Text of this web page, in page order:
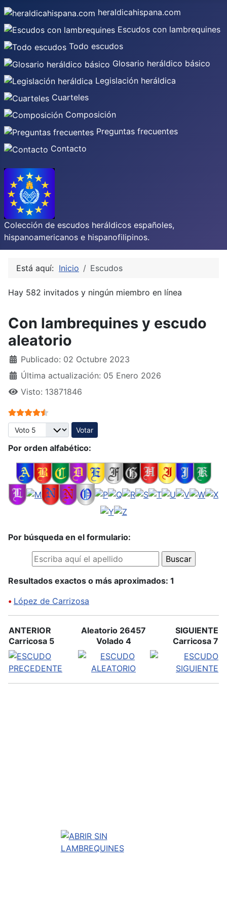
heraldicahispana.com
Escudos con lambrequines
Todo escudos
Glosario heráldico básico
Legislación heráldica
Cuarteles
Composición
Preguntas frecuentes
Contacto
Colección de escudos heráldicos españoles,
hispanoamericanos e hispanofilipinos.
Está aquí: Inicio Escudos
Hay 582 invitados y ningún miembro en línea
Con lambrequines y escudo
aleatorio
Publicado: 02 Octubre 2023
Última actualización: 05 Enero 2026
Visto: 13871846
Ratio:4.5/
Por favor, vote
Por orden alfabético:
Por búsqueda en el formulario:
Resultados exactos o más aproximados: 1
• López de Carrizosa
ANTERIOR
Carricosa 5
Aleatorio 26457
Volado 4
SIGUIENTE
Carricosa 7